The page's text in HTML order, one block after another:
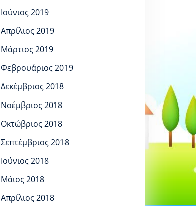
Ιούνιος 2019
Απρίλιος 2019
Μάρτιος 2019
Φεβρουάριος 2019
Δεκέμβριος 2018
Νοέμβριος 2018
Οκτώβριος 2018
Σεπτέμβριος 2018
Ιούνιος 2018
Μάιος 2018
Απρίλιος 2018